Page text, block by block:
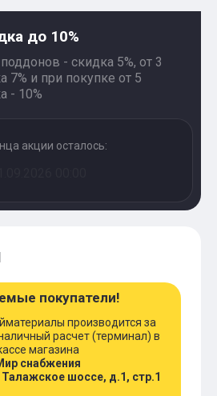
до 10%
- скидка 5%, от 3
7% и при покупке от 5
- 10%
акции осталось:
покупатели!
производится за
расчет (терминал) в
магазина
снабжения
Талажское шоссе, д.1, стр.1